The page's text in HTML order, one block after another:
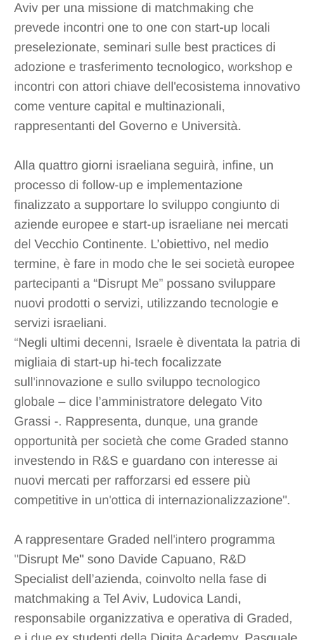
Aviv per una missione di matchmaking che
prevede incontri one to one con start-up locali
preselezionate, seminari sulle best practices di
adozione e trasferimento tecnologico, workshop e
incontri con attori chiave dell'ecosistema innovativo
come venture capital e multinazionali,
rappresentanti del Governo e Università.
Alla quattro giorni israeliana seguirà, infine, un
processo di follow-up e implementazione
finalizzato a supportare lo sviluppo congiunto di
aziende europee e start-up israeliane nei mercati
del Vecchio Continente. L’obiettivo, nel medio
termine, è fare in modo che le sei società europee
partecipanti a “Disrupt Me” possano sviluppare
nuovi prodotti o servizi, utilizzando tecnologie e
servizi israeliani.
“Negli ultimi decenni, Israele è diventata la patria di
migliaia di start-up hi-tech focalizzate
sull'innovazione e sullo sviluppo tecnologico
globale – dice l’amministratore delegato Vito
Grassi -. Rappresenta, dunque, una grande
opportunità per società che come Graded stanno
investendo in R&S e guardano con interesse ai
nuovi mercati per rafforzarsi ed essere più
competitive in un'ottica di internazionalizzazione".
A rappresentare Graded nell'intero programma
"Disrupt Me" sono Davide Capuano, R&D
Specialist dell’azienda, coinvolto nella fase di
matchmaking a Tel Aviv, Ludovica Landi,
responsabile organizzativa e operativa di Graded,